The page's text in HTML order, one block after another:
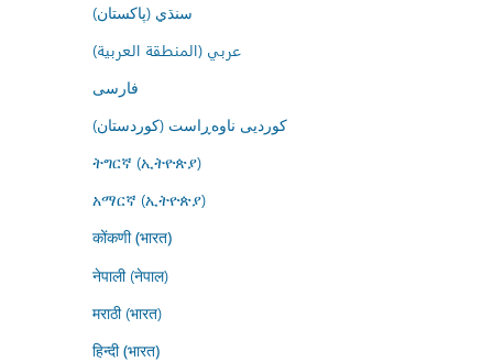
سنڌي (پاکستان)
عربي (المنطقة العربية)
فارسى
کوردیی ناوەڕاست (کوردستان)
ትግርኛ (ኢትዮጵያ)
አማርኛ (ኢትዮጵያ)
कोंकणी (भारत)
नेपाली (नेपाल)
मराठी (भारत)
हिन्दी (भारत)